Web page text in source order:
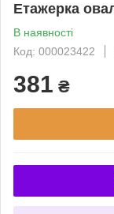
Етажерка
В наявності
Код: 000023422
381 ₴